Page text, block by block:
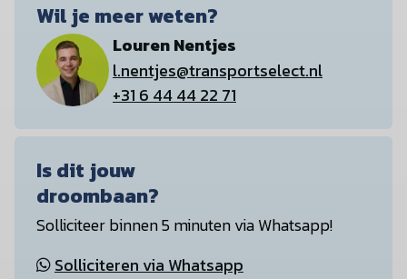
Wil je meer weten?
Louren Nentjes
l.nentjes@transportselect.nl
+31 6 44 44 22 71
Is dit jouw
droombaan?
Solliciteer binnen 5 minuten via Whatsapp!
Solliciteren via Whatsapp